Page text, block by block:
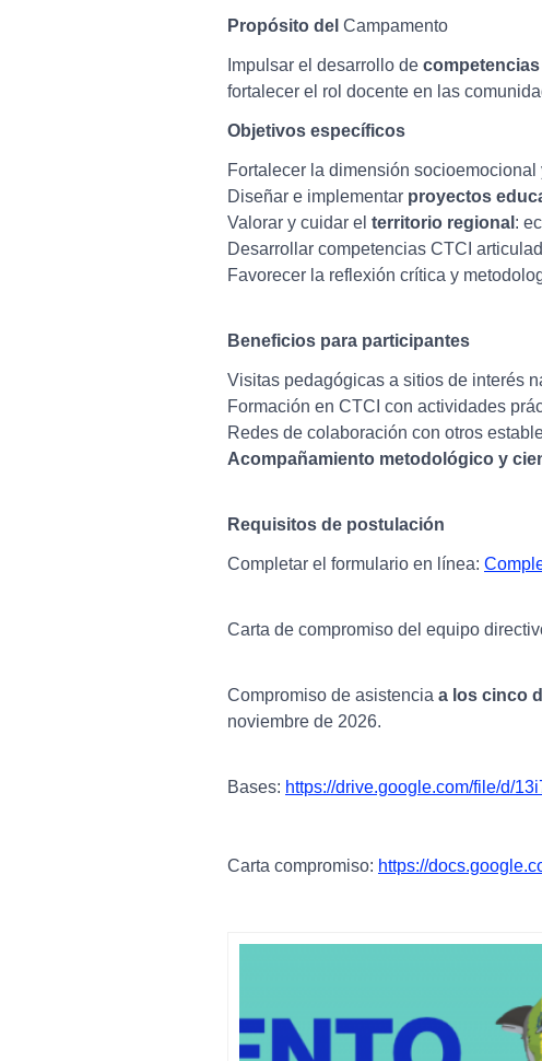
Propósito del Campamento
Impulsar el desarrollo de
fortalecer el rol docente en las
Objetivos específicos
Fortalecer la dimensión
Diseñar e implementar proyectos
Valorar y cuidar el territorio regional :
Desarrollar competencias CTCI
Favorecer la reflexión crítica y
Beneficios para participantes
Visitas pedagógicas a sitios de interés
Formación en CTCI con actividades
Redes de colaboración con otros
Acompañamiento metodológico y
Requisitos de postulación
Completar el formulario en línea:
Carta de compromiso del equipo
Compromiso de asistencia a los cinco
noviembre de 2026.
Bases: https://drive.google.com/file/d/
Carta compromiso: https://